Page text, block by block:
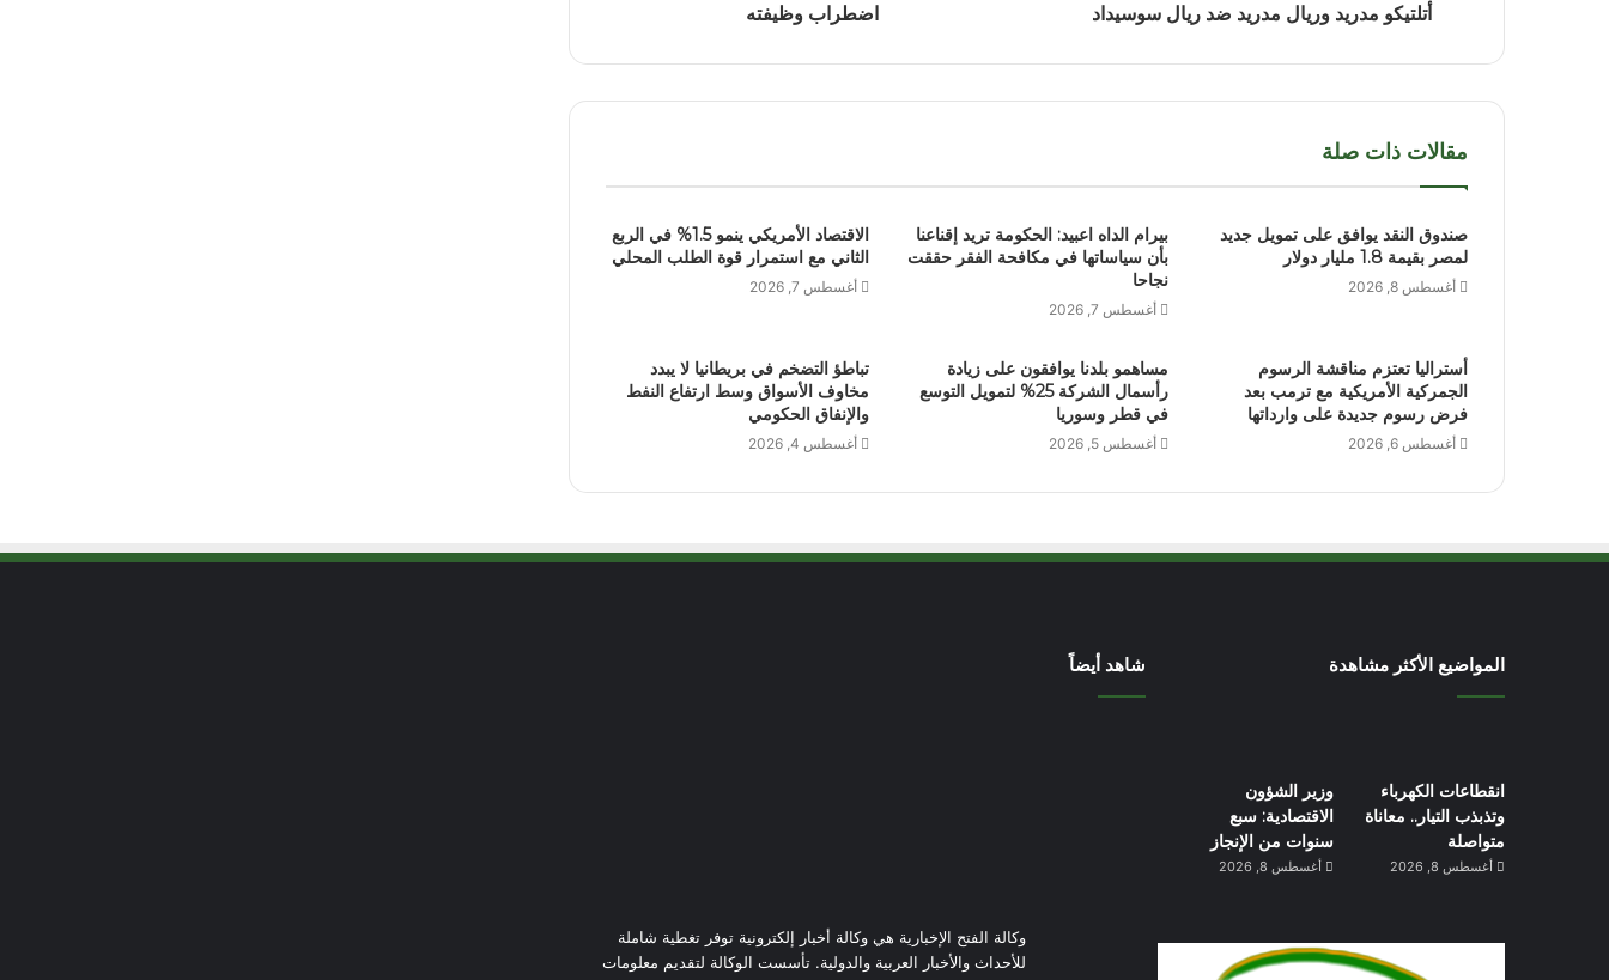
أتلتيكو مدريد وريال مدريد ضد ريال سوسيداد
اضطراب وظيفته
مقالات ذات صلة
صندوق النقد يوافق على تمويل جديد
لمصر بقيمة 1.8 مليار دولار
أغسطس 8, 2026
بيرام الداه اعبيد: الحكومة تريد إقناعنا
بأن سياساتها في مكافحة الفقر حققت
نجاحا
أغسطس 7, 2026
الاقتصاد الأمريكي ينمو 1.5% في الربع
الثاني مع استمرار قوة الطلب المحلي
أغسطس 7, 2026
أستراليا تعتزم مناقشة الرسوم
الجمركية الأمريكية مع ترمب بعد
فرض رسوم جديدة على وارداتها
أغسطس 6, 2026
مساهمو بلدنا يوافقون على زيادة
رأسمال الشركة 25% لتمويل التوسع
في قطر وسوريا
أغسطس 5, 2026
تباطؤ التضخم في بريطانيا لا يبدد
مخاوف الأسواق وسط ارتفاع النفط
والإنفاق الحكومي
أغسطس 4, 2026
المواضيع الأكثر مشاهدة
انقطاعات الكهرباء
وتذبذب التيار.. معاناة
متواصلة
أغسطس 8, 2026
وزير الشؤون
الاقتصادية: سبع
سنوات من الإنجاز
أغسطس 8, 2026
شاهد أيضاً
وكالة الفتح الإخبارية هي وكالة أخبار إلكترونية توفر تغطية شاملة
للأحداث والأخبار العربية والدولية. تأسست الوكالة لتقديم معلومات